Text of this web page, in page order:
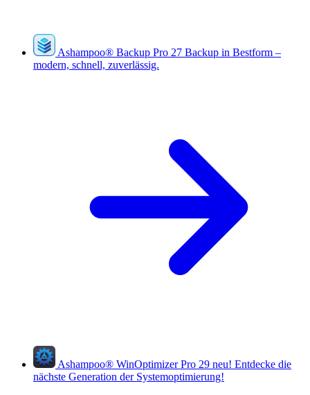
Ashampoo® Backup Pro 27 Backup in Bestform –
modern, schnell, zuverlässig.
Ashampoo® WinOptimizer Pro 29 neu! Entdecke die
nächste Generation der Systemoptimierung!